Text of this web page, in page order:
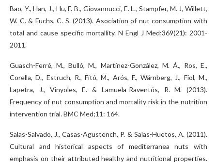
Bao, Y., Han, J., Hu, F. B., Giovannucci, E. L., Stampfer, M. J, Willett,
W. C. & Fuchs, C. S. (2013). Asociation of nut consumption with
total and cause specific mortallity. N Engl J Med;369(21): 2001-
2011.
Guasch-Ferré, M., Bulló, M., Martínez-González, M. Á., Ros, E.,
Corella, D., Estruch, R., Fitó, M., Arós, F., Wärnberg, J., Fiol, M.,
Lapetra, J., Vinyoles, E. & Lamuela-Raventós, R. M. (2013).
Frequency of nut consumption and mortality risk in the nutrition
intervention trial. BMC Med;11: 164.
Salas-Salvado, J., Casas-Agustench, P. & Salas-Huetos, A. (2011).
Cultural and historical aspects of mediterranea nuts with
emphasis on their attributed healthy and nutritional properties.